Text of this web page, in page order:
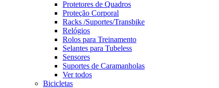
Protetores de Quadros
Proteção Corporal
Racks /Suportes/Transbike
Relógios
Rolos para Treinamento
Selantes para Tubeless
Sensores
Suportes de Caramanholas
Ver todos
Bicicletas